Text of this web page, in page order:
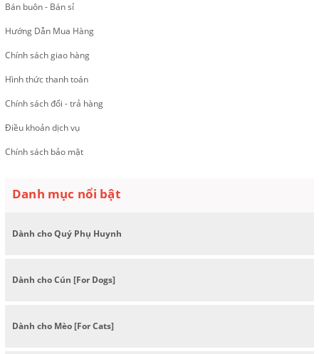
Bán buôn - Bán sỉ
Hướng Dẫn Mua Hàng
Chính sách giao hàng
Hình thức thanh toán
Chính sách đổi - trả hàng
Điều khoản dịch vụ
Chính sách bảo mật
Danh mục nổi bật
Dành cho Quý Phụ Huynh
Dành cho Cún [For Dogs]
Dành cho Mèo [For Cats]